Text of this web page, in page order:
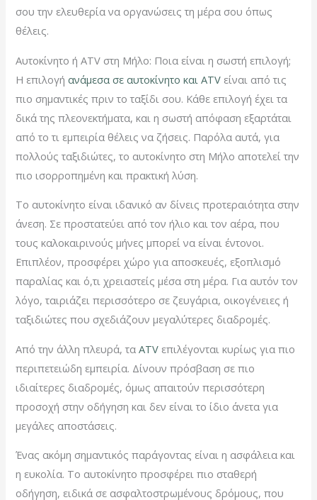
σου την ελευθερία να οργανώσεις τη μέρα σου όπως
θέλεις.
Αυτοκίνητο ή ATV στη Μήλο: Ποια είναι η σωστή επιλογή;
Η επιλογήανάμεσα σε αυτοκίνητο και ATV είναι από τις
πιο σημαντικές πριν το ταξίδι σου. Κάθε επιλογή έχει τα
δικά της πλεονεκτήματα, και η σωστή απόφαση εξαρτάται
από το τι εμπειρία θέλεις να ζήσεις. Παρόλα αυτά, για
πολλούς ταξιδιώτες, το αυτοκίνητο στη Μήλο αποτελεί την
πιο ισορροπημένη και πρακτική λύση.
Το αυτοκίνητο είναι ιδανικό αν δίνεις προτεραιότητα στην
άνεση. Σε προστατεύει από τον ήλιο και τον αέρα, που
τους καλοκαιρινούς μήνες μπορεί να είναι έντονοι.
Επιπλέον, προσφέρει χώρο για αποσκευές, εξοπλισμό
παραλίας και ό,τι χρειαστείς μέσα στη μέρα. Για αυτόν τον
λόγο, ταιριάζει περισσότερο σε ζευγάρια, οικογένειες ή
ταξιδιώτες που σχεδιάζουν μεγαλύτερες διαδρομές.
Από την άλλη πλευρά, ταATV επιλέγονται κυρίως για πιο
περιπετειώδη εμπειρία. Δίνουν πρόσβαση σε πιο
ιδιαίτερες διαδρομές, όμως απαιτούν περισσότερη
προσοχή στην οδήγηση και δεν είναι το ίδιο άνετα για
μεγάλες αποστάσεις.
Ένας ακόμη σημαντικός παράγοντας είναι η ασφάλεια και
η ευκολία. Το αυτοκίνητο προσφέρει πιο σταθερή
οδήγηση, ειδικά σε ασφαλτοστρωμένους δρόμους, που